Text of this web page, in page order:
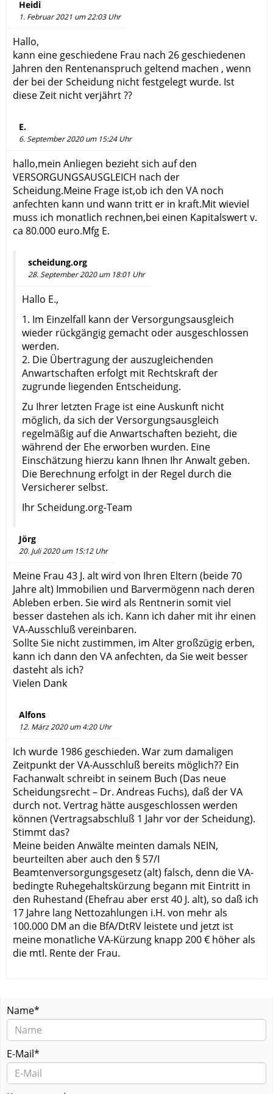
Heidi
1. Februar 2021 um 22:03 Uhr
Hallo,
kann eine geschiedene Frau nach 26 geschiedenen
Jahren den Rentenanspruch geltend machen , wenn
der bei der Scheidung nicht festgelegt wurde. Ist
diese Zeit nicht verjährt ??
E.
6. September 2020 um 15:24 Uhr
hallo,mein Anliegen bezieht sich auf den
VERSORGUNGSAUSGLEICH nach der
Scheidung.Meine Frage ist,ob ich den VA noch
anfechten kann und wann tritt er in kraft.Mit wieviel
muss ich monatlich rechnen,bei einen Kapitalswert v.
ca 80.000 euro.Mfg E.
scheidung.org
28. September 2020 um 18:01 Uhr
Hallo E.,
1. Im Einzelfall kann der Versorgungsausgleich
wieder rückgängig gemacht oder ausgeschlossen
werden.
2. Die Übertragung der auszugleichenden
Anwartschaften erfolgt mit Rechtskraft der
zugrunde liegenden Entscheidung.
Zu Ihrer letzten Frage ist eine Auskunft nicht
möglich, da sich der Versorgungsausgleich
regelmäßig auf die Anwartschaften bezieht, die
während der Ehe erworben wurden. Eine
Einschätzung hierzu kann Ihnen Ihr Anwalt geben.
Die Berechnung erfolgt in der Regel durch die
Versicherer selbst.
Ihr Scheidung.org-Team
Jörg
20. Juli 2020 um 15:12 Uhr
Meine Frau 43 J. alt wird von Ihren Eltern (beide 70
Jahre alt) Immobilien und Barvermögenn nach deren
Ableben erben. Sie wird als Rentnerin somit viel
besser dastehen als ich. Kann ich daher mit ihr einen
VA-Ausschluß vereinbaren.
Sollte Sie nicht zustimmen, im Alter großzügig erben,
kann ich dann den VA anfechten, da Sie weit besser
dasteht als ich?
Vielen Dank
Alfons
12. März 2020 um 4:20 Uhr
Ich wurde 1986 geschieden. War zum damaligen
Zeitpunkt der VA-Ausschluß bereits möglich?? Ein
Fachanwalt schreibt in seinem Buch (Das neue
Scheidungsrecht – Dr. Andreas Fuchs), daß der VA
durch not. Vertrag hätte ausgeschlossen werden
können (Vertragsabschluß 1 Jahr vor der Scheidung).
Stimmt das?
Meine beiden Anwälte meinten damals NEIN,
beurteilten aber auch den § 57/I
Beamtenversorgungsgesetz (alt) falsch, denn die VA-
bedingte Ruhegehaltskürzung begann mit Eintritt in
den Ruhestand (Ehefrau aber erst 40 J. alt), so daß ich
17 Jahre lang Nettozahlungen i.H. von mehr als
100.000 DM an die BfA/DtRV leistete und jetzt ist
meine monatliche VA-Kürzung knapp 200 € höher als
die mtl. Rente der Frau.
Name*
E-Mail*